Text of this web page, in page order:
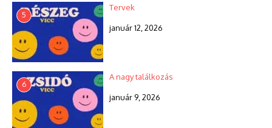
5
Tervek
január 12, 2026
6
A nagy találkozás
január 9, 2026